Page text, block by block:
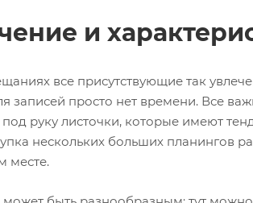
и
все присутствующие так
записей просто нет времени. Все
руку листочки, которые имеют
нескольких больших планингов
месте.